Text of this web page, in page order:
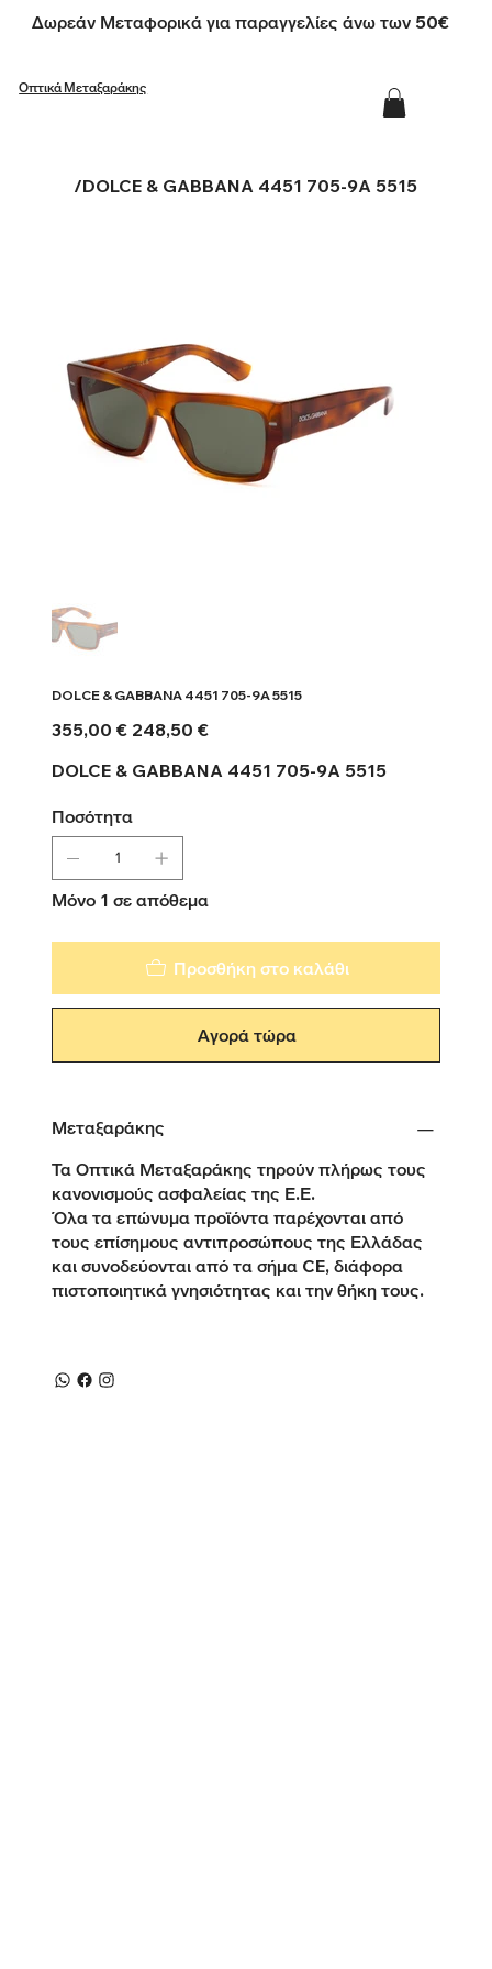
Δωρεάν Μεταφορικά για παραγγελίες άνω των 50€
Οπτικά Μεταξαράκης
/DOLCE & GABBANA 4451 705-9A 5515
DOLCE & GABBANA 4451 705-9A 5515
Αρχική
τιμή
355,00 € Τιμή
έκπτωσης
248,50 €
DOLCE & GABBANA 4451 705-9A 5515
Ποσότητα
Μόνο 1 σε απόθεμα
Προσθήκη στο καλάθι
Αγορά τώρα
Μεταξαράκης
Τα Οπτικά Μεταξαράκης τηρούν πλήρως τους
κανονισμούς ασφαλείας της Ε.Ε.
Όλα τα επώνυμα προϊόντα παρέχονται από
τους επίσημους αντιπροσώπους της Ελλάδας
και συνοδεύονται από τα σήμα CE, διάφορα
πιστοποιητικά γνησιότητας και την θήκη τους.